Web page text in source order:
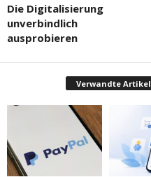
Die Digitalisierung
unverbindlich
ausprobieren
Verwandte Artikel